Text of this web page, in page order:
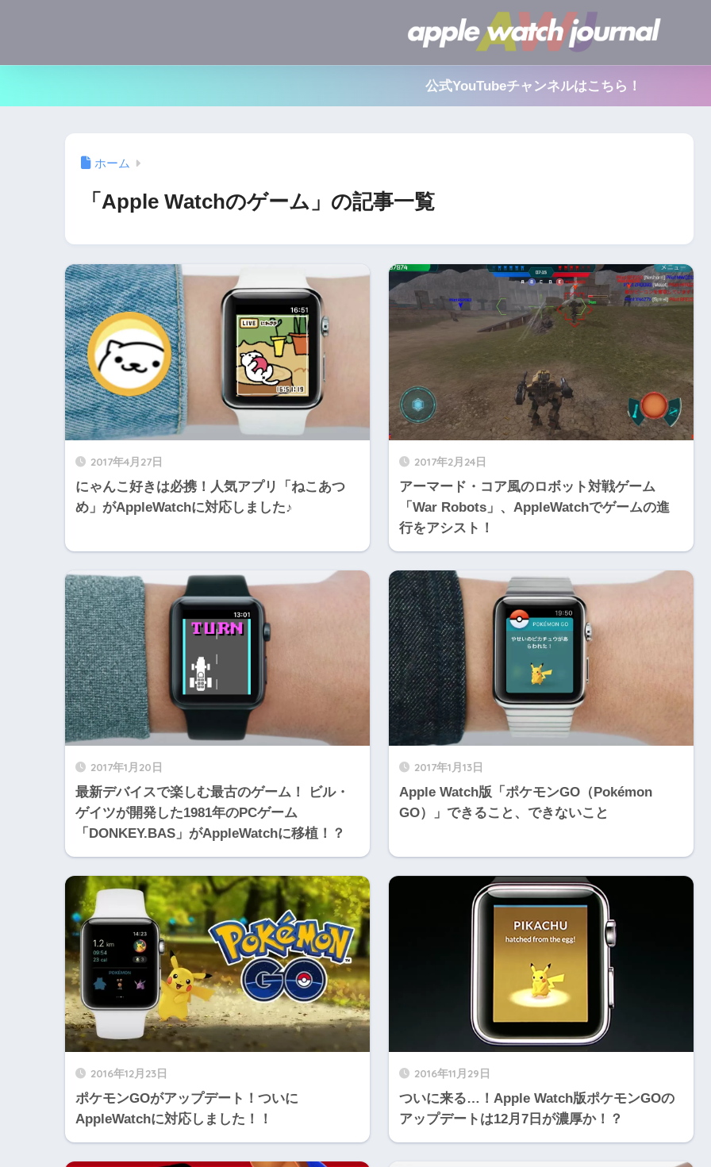
公式YouTubeチャンネルはこちら！
ホーム
「Apple Watchのゲーム」の記事一覧
2017年4月27日
にゃんこ好きは必携！人気アプリ「ねこあつ
め」がAppleWatchに対応しました♪
2017年2月24日
アーマード・コア風のロボット対戦ゲーム
「War Robots」、AppleWatchでゲームの進
行をアシスト！
2017年1月20日
最新デバイスで楽しむ最古のゲーム！ ビル・
ゲイツが開発した1981年のPCゲーム
「DONKEY.BAS」がAppleWatchに移植！？
2017年1月13日
Apple Watch版「ポケモンGO（Pokémon
GO）」できること、できないこと
2016年12月23日
ポケモンGOがアップデート！ついに
AppleWatchに対応しました！！
2016年11月29日
ついに来る…！Apple Watch版ポケモンGOの
アップデートは12月7日が濃厚か！？